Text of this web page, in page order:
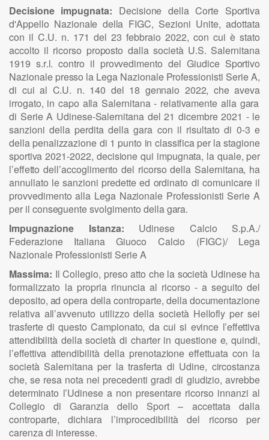
Decisione impugnata: Decisione dellaCorte Sportiva
d'Appello Nazionale della FIGC, Sezioni Unite, adottata
con il C.U. n. 171 del 23 febbraio 2022, con cui èstato
accolto il ricorso proposto dalla società U.S. Salernitana
1919 s.r.l.contro il provvedimentodel Giudice Sportivo
Nazionale presso la Lega Nazionale Professionisti SerieA,
di cui al C.U. n. 140 del 18 gennaio 2022, che aveva
irrogato, in capo alla Salernitana - relativamente alla gara
di Serie A Udinese-Salernitana del 21 dicembre2021 - le
sanzioni della perdita dellagara con il risultato di 0-3 e
della penalizzazione di 1 punto in classifica per la stagione
sportiva 2021-2022, decisionequi impugnata, la quale, per
l’effetto dell’accoglimento del ricorso della Salernitana, ha
annullato le sanzioni predette ed ordinato di comunicare il
provvedimento alla Lega Nazionale Professionisti Serie A
per il conseguente svolgimento dellagara.
Impugnazione Istanza:
Udinese Calcio S.p.A./
FederazioneItaliana Giuoco Calcio (FIGC)/ Lega
Nazionale Professionisti Serie A
Massima: Il Collegio, preso atto che la società Udinese ha
formalizzato la propria rinuncia al ricorso - a seguito del
deposito, ad opera della controparte, della documentazione
relativa all’avvenuto utilizzo della società Hellofly per sei
trasferte diquesto Campionato, da cui si evince l’effettiva
attendibilità della societàdi charter inquestione e,quindi,
l’effettiva attendibilità della prenotazioneeffettuata con la
società Salernitana per latrasferta di Udine, circostanza
che, se resa nota nei precedentigradi di giudizio, avrebbe
determinato l’Udinese a non presentare ricorso innanzi al
Collegio di Garanzia dello Sport– accettata dalla
controparte, dichiara l’improcedibilità del ricorso per
carenza di interesse.